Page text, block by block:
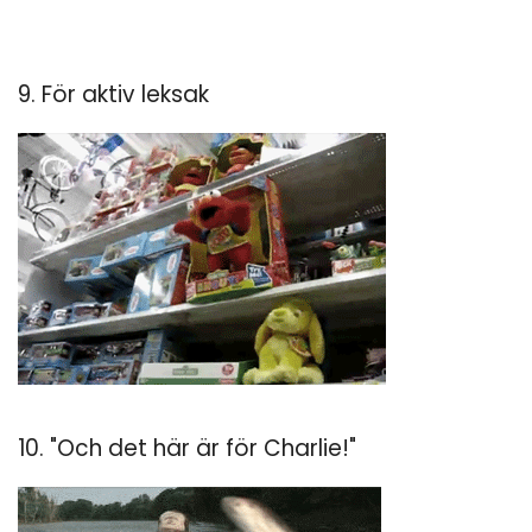
9. För aktiv leksak
10. "Och det här är för Charlie!"